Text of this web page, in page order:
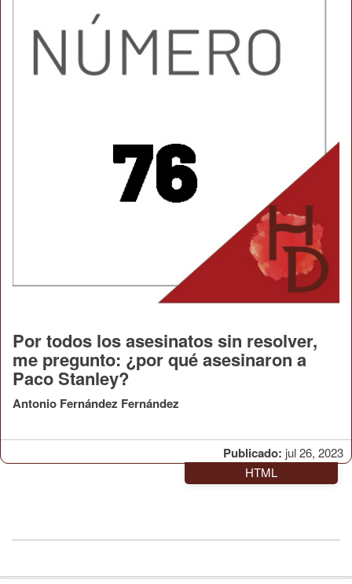
Publicado: jul 26, 2023
Por todos los asesinatos sin resolver,
me pregunto: ¿por qué asesinaron a
Paco Stanley?
Antonio Fernández Fernández
HTML